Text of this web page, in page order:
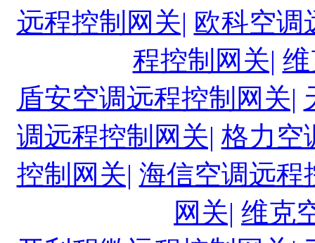
远程控制网关| 欧科空调
程控制网关|
盾安空调远程控制网关|
调远程控制网关| 格力空
控制网关| 海信空调远程
网关| 维克